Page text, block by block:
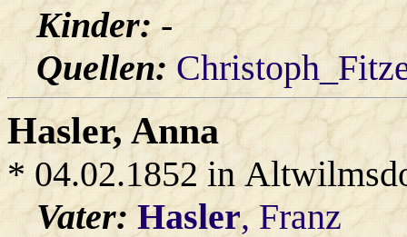
Kinder:-
Quellen:
Hasler, Anna
* 04.02.1852 in
Vater:Hasler, Franz